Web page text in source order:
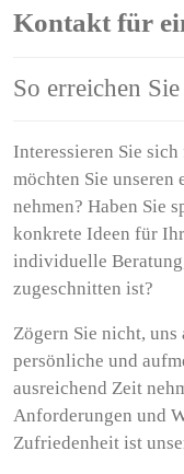
Kontakt für
So erreichen
Interessieren Sie
möchten Sie unseren
nehmen? Haben Sie
konkrete Ideen für
individuelle
zugeschnitten ist?
Zögern Sie nicht,
persönliche und
ausreichend Zeit
Anforderungen und
Zufriedenheit ist